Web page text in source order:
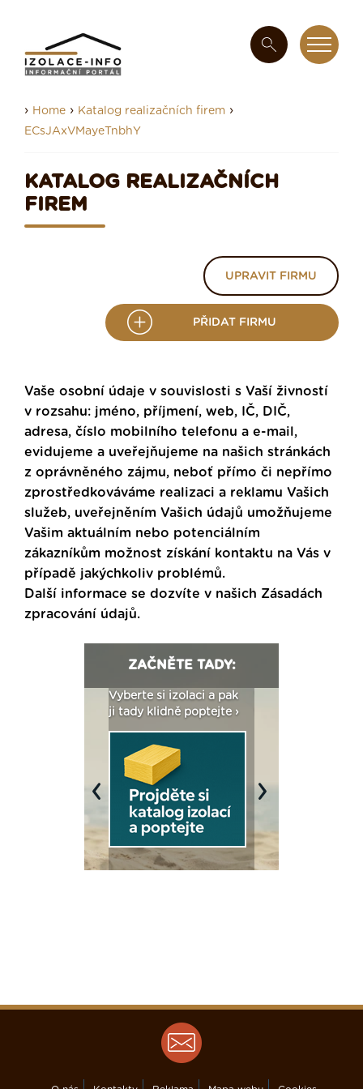
› Home › Katalog realizačních firem ›
ECsJAxVMayeTnbhY
KATALOG REALIZAČNÍCH
FIREM
UPRAVIT FIRMU
PŘIDAT FIRMU
Vaše osobní údaje v souvislosti s Vaší živností
v rozsahu: jméno, příjmení, web, IČ, DIČ,
adresa, číslo mobilního telefonu a e-mail,
evidujeme a uveřejňujeme na našich stránkách
z oprávněného zájmu, neboť přímo či nepřímo
zprostředkováváme realizaci a reklamu Vašich
služeb, uveřejněním Vašich údajů umožňujeme
Vašim aktuálním nebo potenciálním
zákazníkům možnost získání kontaktu na Vás v
případě jakýchkoliv problémů.
Další informace se dozvíte v našich Zásadách
zpracování údajů.
ZAČNĚTE TADY:
Vyberte si izolaci a pak
ji tady klidně poptejte ›
Previous Next